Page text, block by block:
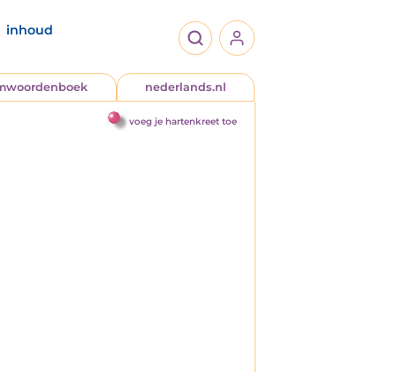
inhoud
nederlands.nl
voeg je hartenkreet toe